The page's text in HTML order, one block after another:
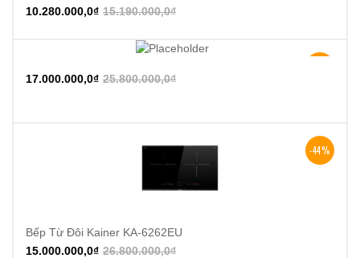
15.190.000,0₫
10.280.000,0₫
25.800.000,0₫
17.000.000,0₫
-44%
Bếp Từ Đôi Kainer KA-6262EU
26.800.000,0₫
15.000.000,0₫